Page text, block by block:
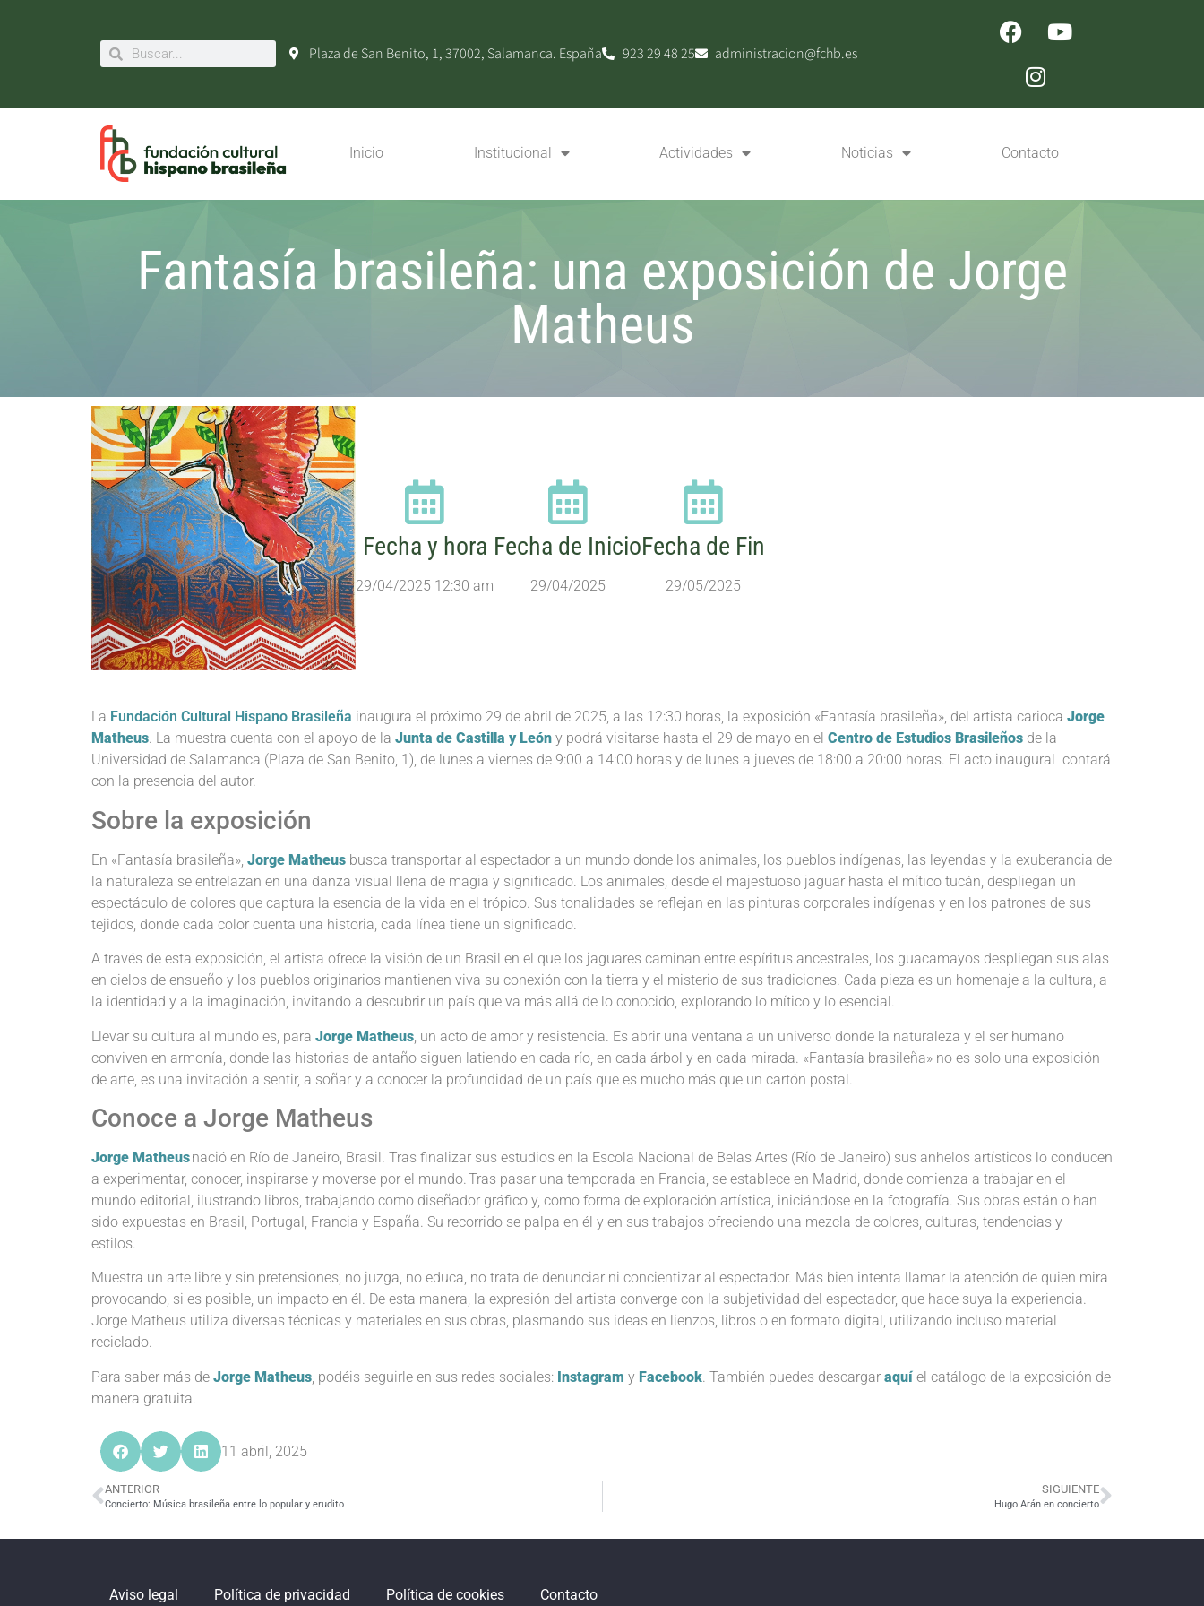
Plaza de San Benito, 1, 37002, Salamanca. España 923 29 48 25 administracion@fchb.es
Inicio Institucional Actividades Noticias Contacto
Fantasía brasileña: una exposición de Jorge
Matheus
Fecha y hora
29/04/2025 12:30 am
Fecha de Inicio
29/04/2025
Fecha de Fin
29/05/2025
La Fundación Cultural Hispano Brasileña inaugura el próximo 29 de abril de 2025, a las 12:30 horas, la exposición «Fantasía brasileña», del artista carioca Jorge
Matheus. La muestra cuenta con el apoyo de la Junta de Castilla y León y podrá visitarse hasta el 29 de mayo en el Centro de Estudios Brasileños de la
Universidad de Salamanca (Plaza de San Benito, 1), de lunes a viernes de 9:00 a 14:00 horas y de lunes a jueves de 18:00 a 20:00 horas. El acto inaugural contará
con la presencia del autor.
Sobre la exposición
En «Fantasía brasileña» Jorge Matheus busca transportar al espectador a un mundo donde los animales, los pueblos indígenas, las leyendas y la exuberancia de
la naturaleza se entrelazan en una danza visual llena de magia y significado Los animales, desde el majestuoso jaguar hasta el mítico tucán, despliegan un
espectáculo de colores que captura la esencia de la vida en el trópico. Sus tonalidades se reflejan en las pinturas corporales indígenas y en los patrones de sus
tejidos, donde cada color cuenta una historia, cada línea tiene un significado.
A través de esta exposición, el artista ofrece la visión de un Brasil en el que los jaguares caminan entre espíritus ancestrales, los guacamayos despliegan sus alas
en cielos de ensueño y los pueblos originarios mantienen viva su conexión con la tierra y el misterio de sus tradiciones. Cada pieza es un homenaje a la cultura, a
la identidad y a la imaginación, invitando a descubrir un país que va más allá de lo conocido, explorando lo mítico y lo esencial.
Llevar su cultura al mundo es, para Jorge Matheus , un acto de amor y resistencia. Es abrir una ventana a un universo donde la naturaleza y el ser humano
conviven en armonía, donde las historias de antaño siguen latiendo en cada río, en cada árbol y en cada mirada. «Fantasía brasileña» no es solo una exposición
de arte, es una invitación a sentir, a soñar y a conocer la profundidad de un país que es mucho más que un cartón postal.
Conoce a Jorge Matheus
Jorge Matheusnació en Río de Janeiro, Brasil. Tras finalizar sus estudios en la Escola Nacional de Belas Artes (Río de Janeiro) sus anhelos artísticos lo conducen
a experimentar, conocer, inspirarse y moverse por el mundo. Tras pasar una temporada en Francia, se establece en Madrid, donde comienza a trabajar en el
mundo editorial, ilustrando libros, trabajando como diseñador gráfico y, como forma de exploración artística, iniciándose en la fotografía. Sus obras están o han
sido expuestas en Brasil, Portugal, Francia y España. Su recorrido se palpa en él y en sus trabajos ofreciendo una mezcla de colores, culturas, tendencias y
estilos.
Muestra un arte libre y sin pretensiones, no juzga, no educa, no trata de denunciar ni concientizar al espectador. Más bien intenta llamar la atención de quien mira
provocando, si es posible, un impacto en él. De esta manera, la expresión del artista converge con la subjetividad del espectador, que hace suya la experiencia.
Jorge Matheus utiliza diversas técnicas y materiales en sus obras, plasmando sus ideas en lienzos, libros o en formato digital, utilizando incluso material
reciclado.
Para saber más de Jorge Matheus , podéis seguirle en sus redes sociales: Instagram y Facebook . También puedes descargar aquí el catálogo de la exposición de
manera gratuita.
11 abril, 2025
ANTERIOR
Concierto: Música brasileña entre lo popular y erudito
SIGUIENTE
Hugo Arán en concierto
Aviso legal Política de privacidad Política de cookies Contacto